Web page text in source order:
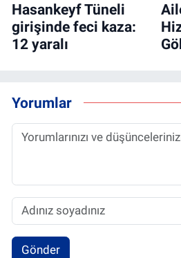
Hasankeyf Tüneli
girişinde feci kaza:
12 yaralı
Yorumlar
Gönder